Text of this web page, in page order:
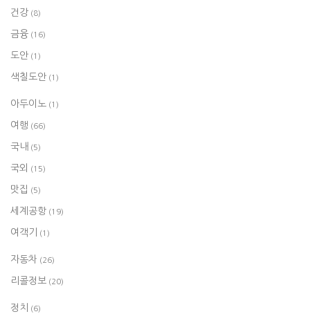
건강 (8)
금융 (16)
도안 (1)
색칠도안 (1)
아두이노 (1)
여행 (66)
국내 (5)
국외 (15)
맛집 (5)
세계공항 (19)
여객기 (1)
자동차 (26)
리콜정보 (20)
정치 (6)